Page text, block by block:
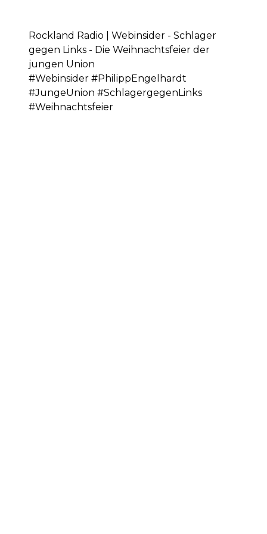
Rockland Radio | Webinsider - Schlager
gegen Links - Die Weihnachtsfeier der
jungen Union
#Webinsider #PhilippEngelhardt
#JungeUnion #SchlagergegenLinks
#Weihnachtsfeier